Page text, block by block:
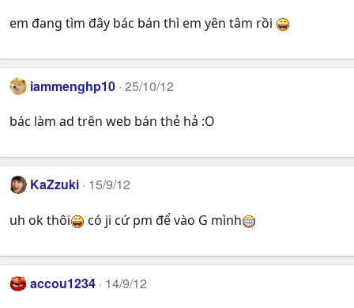
em đang tìm đây bác bán thì em yên tâm rồi
iammenghp10 25/10/12
bác làm ad trên web bán thẻ hả :O
KaZzuki 15/9/12
uh ok thôi có ji cứ pm để vào G mình
accou1234 14/9/12